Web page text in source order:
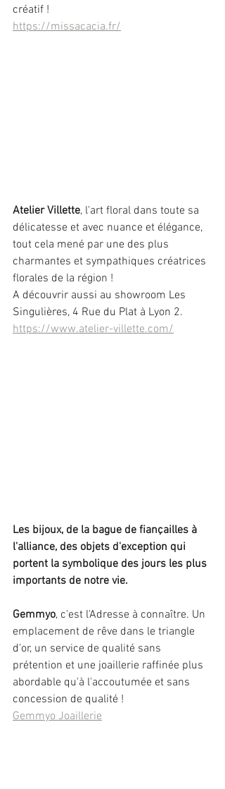
créatif !
https://missacacia.fr/
Atelier Villette, l'art floral dans toute sa
délicatesse et avec nuance et élégance,
tout cela mené par une des plus
charmantes et sympathiques créatrices
florales de la région !
A découvrir aussi au showroom Les
Singulières, 4 Rue du Plat à Lyon 2.
https://www.atelier-villette.com/
Les bijoux, de la bague de fiançailles à
l'alliance, des objets d'exception qui
portent la symbolique des jours les plus
importants de notre vie.
Gemmyo, c'est l'Adresse à connaître. Un
emplacement de rêve dans le triangle
d'or, un service de qualité sans
prétention et une joaillerie raffinée plus
abordable qu'à l'accoutumée et sans
concession de qualité !
Gemmyo Joaillerie